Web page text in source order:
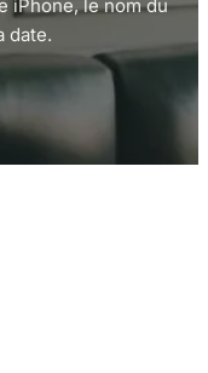
iPhone, le nom du
date.